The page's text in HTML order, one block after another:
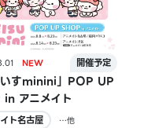
いすminini」POP UP
アニメイト
ト名古屋
…他